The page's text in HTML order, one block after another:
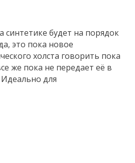
синтетике будет на порядок
это пока новое
холста говорить пока
же пока не передает её в
для